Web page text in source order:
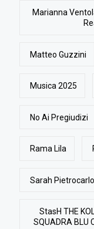
Marianna
Matteo Guzzini
Musica 2025
No Ai Pregiudizi
Rama Lila
Sarah Pietrocarlo
StasH THE
SQUADRA BLU